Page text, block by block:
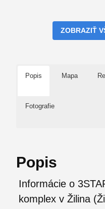
ZOBRAZIŤ
Popis Mapa
Fotografie
Popis
Informácie o
komplex v Žilina